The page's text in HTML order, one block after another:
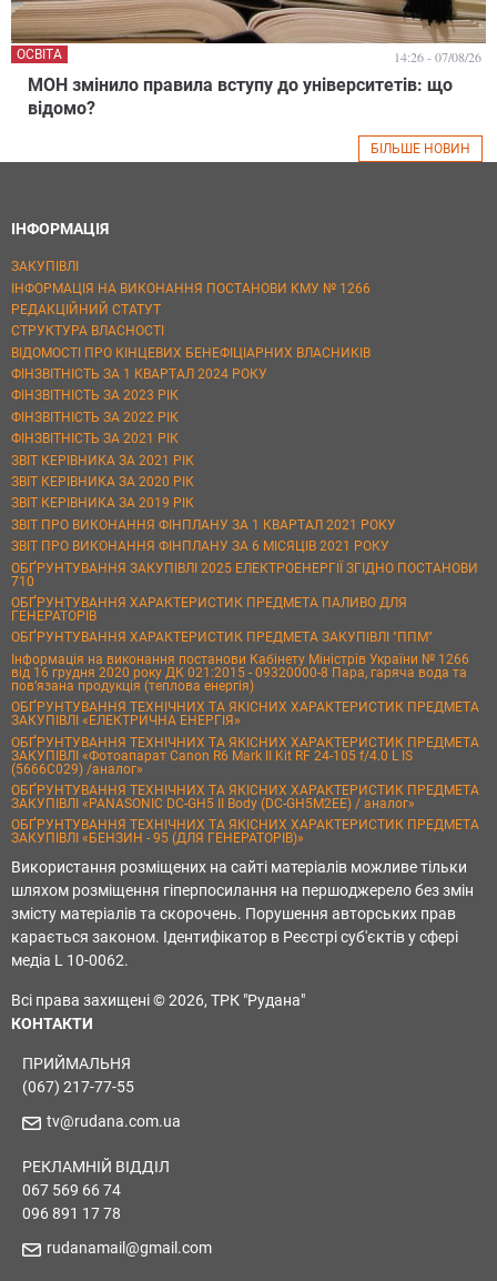
МОН змінило правила вступу до університетів: що
відомо?
ОСВІТА 14:26 - 07/08/26
БІЛЬШЕ НОВИН
ІНФОРМАЦІЯ
ЗАКУПІВЛІ
ІНФОРМАЦІЯ НА ВИКОНАННЯ ПОСТАНОВИ КМУ № 1266
РЕДАКЦІЙНИЙ СТАТУТ
СТРУКТУРА ВЛАСНОСТІ
ВІДОМОСТІ ПРО КІНЦЕВИХ БЕНЕФІЦІАРНИХ ВЛАСНИКІВ
ФІНЗВІТНІСТЬ ЗА 1 КВАРТАЛ 2024 РОКУ
ФІНЗВІТНІСТЬ ЗА 2023 РІК
ФІНЗВІТНІСТЬ ЗА 2022 РІК
ФІНЗВІТНІСТЬ ЗА 2021 РІК
ЗВІТ КЕРІВНИКА ЗА 2021 РІК
ЗВІТ КЕРІВНИКА ЗА 2020 РІК
ЗВІТ КЕРІВНИКА ЗА 2019 РІК
ЗВІТ ПРО ВИКОНАННЯ ФІНПЛАНУ ЗА 1 КВАРТАЛ 2021 РОКУ
ЗВІТ ПРО ВИКОНАННЯ ФІНПЛАНУ ЗА 6 МІСЯЦІВ 2021 РОКУ
ОБҐРУНТУВАННЯ ЗАКУПІВЛІ 2025 ЕЛЕКТРОЕНЕРГІЇ ЗГІДНО ПОСТАНОВИ
710
ОБҐРУНТУВАННЯ ХАРАКТЕРИСТИК ПРЕДМЕТА ПАЛИВО ДЛЯ
ГЕНЕРАТОРІВ
ОБҐРУНТУВАННЯ ХАРАКТЕРИСТИК ПРЕДМЕТА ЗАКУПІВЛІ "ППМ"
Інформація на виконання постанови Кабінету Міністрів України № 1266
від 16 грудня 2020 року ДК 021:2015 - 09320000-8 Пара, гаряча вода та
пов’язана продукція (теплова енергія)
ОБҐРУНТУВАННЯ ТЕХНІЧНИХ ТА ЯКІСНИХ ХАРАКТЕРИСТИК ПРЕДМЕТА
ЗАКУПІВЛІ «ЕЛЕКТРИЧНА ЕНЕРГІЯ»
ОБҐРУНТУВАННЯ ТЕХНІЧНИХ ТА ЯКІСНИХ ХАРАКТЕРИСТИК ПРЕДМЕТА
ЗАКУПІВЛІ «Фотоапарат Canon R6 Mark II Kit RF 24-105 f/4.0 L IS
(5666C029) /аналог»
ОБҐРУНТУВАННЯ ТЕХНІЧНИХ ТА ЯКІСНИХ ХАРАКТЕРИСТИК ПРЕДМЕТА
ЗАКУПІВЛІ «PANASONIC DC-GH5 II Body (DC-GH5M2EE) / аналог»
ОБҐРУНТУВАННЯ ТЕХНІЧНИХ ТА ЯКІСНИХ ХАРАКТЕРИСТИК ПРЕДМЕТА
ЗАКУПІВЛІ «БЕНЗИН - 95 (ДЛЯ ГЕНЕРАТОРІВ)»
Використання розміщених на сайті матеріалів можливе тільки
шляхом розміщення гіперпосилання на першоджерело без змін
змісту матеріалів та скорочень. Порушення авторських прав
карається законом. Ідентифікатор в Реєстрі суб'єктів у сфері
медіа L 10-0062.
Всі права захищені © 2026, ТРК "Рудана"
КОНТАКТИ
ПРИЙМАЛЬНЯ
(067) 217-77-55
tv@rudana.com.ua
РЕКЛАМНІЙ ВІДДІЛ
067 569 66 74
096 891 17 78
rudanamail@gmail.com